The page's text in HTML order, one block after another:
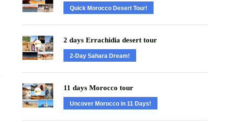
Quick Morocco Desert Tour!
2 days Errachidia desert tour
2-Day Sahara Dream!
11 days Morocco tour
Uncover Morocco in 11 Days!